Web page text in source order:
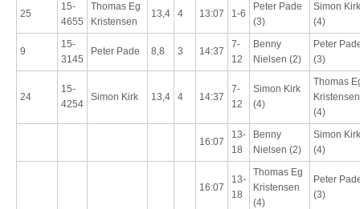
25
15-
4655
Thomas Eg
Kristensen
13,4 4 13:07 1-6
Peter Pade
(3)
Simon Kirk
(4)
9
15-
3145
Peter Pade 8,8 3 14:37
7-
12
Benny
Nielsen (2)
Peter
(3)
24
15-
4254
Simon Kirk 13,4 4 14:37
7-
12
Simon Kirk
(4)
Thomas
Kristensen
(4)
16:07
13-
18
Benny
Nielsen (2)
Simon Kirk
(4)
16:07
13-
18
Thomas Eg
Kristensen
(4)
Peter
(3)